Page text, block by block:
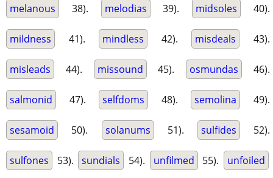
melanous 38). melodias 39). midsoles 40).
mildness 41). mindless 42). misdeals 43).
misleads 44). missound 45). osmundas 46).
salmonid 47). selfdoms 48). semolina 49).
sesamoid 50). solanums 51). sulfides 52).
sulfones 53). sundials 54). unfilmed 55). unfoiled